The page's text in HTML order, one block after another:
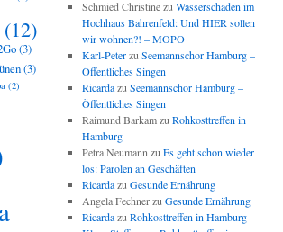
(12)
(3)
(3)
(2)
Schmied Christinezu Wasserschaden im
Hochhaus Bahrenfeld: Und HIER sollen
wir wohnen?! – MOPO
Karl-Peterzu Seemannschor Hamburg –
Öffentliches Singen
Ricardazu Seemannschor Hamburg –
Öffentliches Singen
Raimund Barkamzu Rohkosttreffen in
Hamburg
Petra Neumann zu Es geht schon wieder
los: Parolen an Geschäften
Ricardazu Gesunde Ernährung
Angela Fechnerzu Gesunde Ernährung
Ricardazu Rohkosttreffen in Hamburg